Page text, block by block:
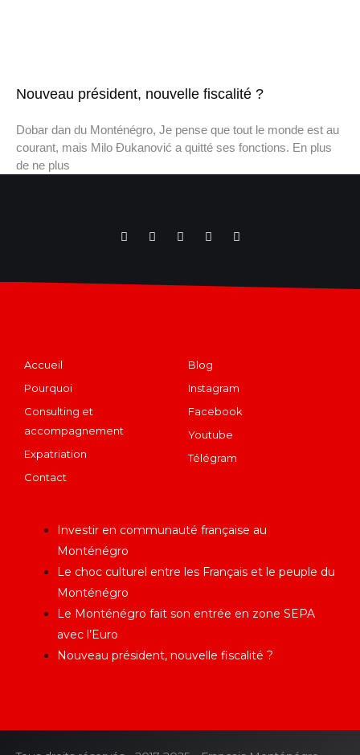
Nouveau président, nouvelle fiscalité ?
Dobar dan du Monténégro, Je pense que tout le monde est au
courant, mais Milo Đukanović a quitté ses fonctions. En plus
de ne plus
Accueil
Pourquoi
Consulting et
accompagnement
Expatriation
Contact
Blog
Instagram
Facebook
Youtube
Télégram
Investir en communauté française au
Monténégro
Le choc culturel entre les Français et le peuple du
Monténégro
Le Monténégro fait son entrée en zone SEPA
avec l’Euro
Nouveau président, nouvelle fiscalité ?